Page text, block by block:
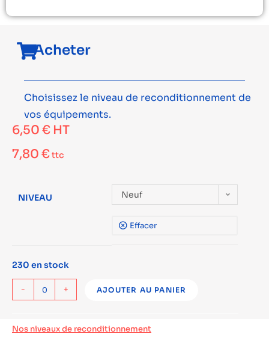
Acheter
Choisissez le niveau de reconditionnement de
vos équipements.
6,50 € HT
7,80 €ttc
NIVEAU Neuf
Effacer
230 en stock
- + AJOUTER AU PANIER
Nos niveaux de reconditionnement